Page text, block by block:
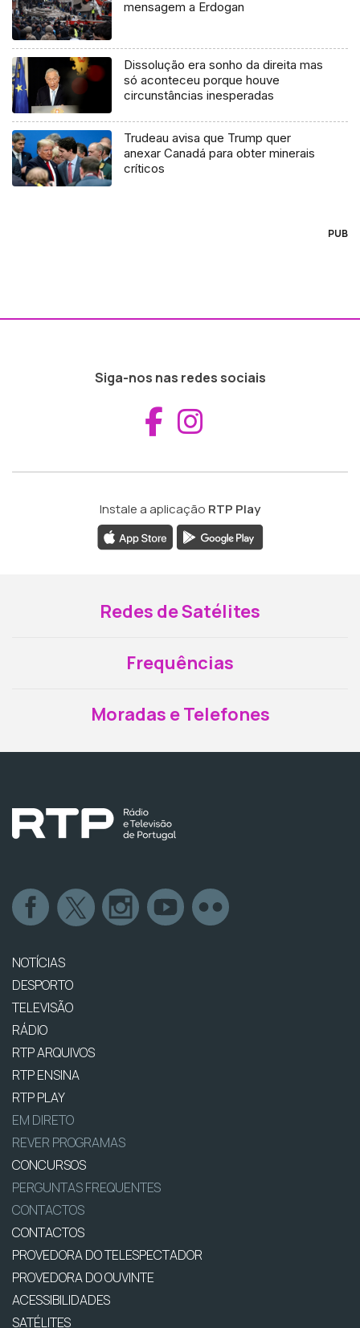
mensagem a Erdogan
Dissolução era sonho da direita mas
só aconteceu porque houve
circunstâncias inesperadas
Trudeau avisa que Trump quer
anexar Canadá para obter minerais
críticos
PUB
Siga-nos nas redes sociais
Aceder ao
Instale a aplicação RTP Play
Redes de Satélites
Frequências
Moradas e Telefones
NOTÍCIAS
DESPORTO
TELEVISÃO
RÁDIO
RTP ARQUIVOS
RTP ENSINA
RTP PLAY
EM DIRETO
REVER PROGRAMAS
CONCURSOS
PERGUNTAS FREQUENTES
CONTACTOS
CONTACTOS
PROVEDORA DO TELESPECTADOR
PROVEDORA DO OUVINTE
ACESSIBILIDADES
SATÉLITES